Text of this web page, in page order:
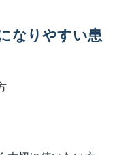
なりやすい患